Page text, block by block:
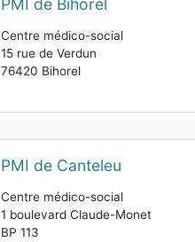
PMI de Bihorel
Centre médico-social
15 rue de Verdun
76420 Bihorel
PMI de Canteleu
Centre médico-social
1 boulevard Claude-Monet
BP 113